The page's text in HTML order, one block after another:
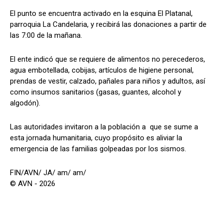
El punto se encuentra activado en la esquina El Platanal,
parroquia La Candelaria, y recibirá las donaciones a partir de
las 7:00 de la mañana.
El ente indicó que se requiere de alimentos no perecederos,
agua embotellada, cobijas, artículos de higiene personal,
prendas de vestir, calzado, pañales para niños y adultos, así
como insumos sanitarios (gasas, guantes, alcohol y
algodón).
Las autoridades invitaron a la población a que se sume a
esta jornada humanitaria, cuyo propósito es aliviar la
emergencia de las familias golpeadas por los sismos.
FIN/AVN/ JA/ am/ am/
© AVN - 2026